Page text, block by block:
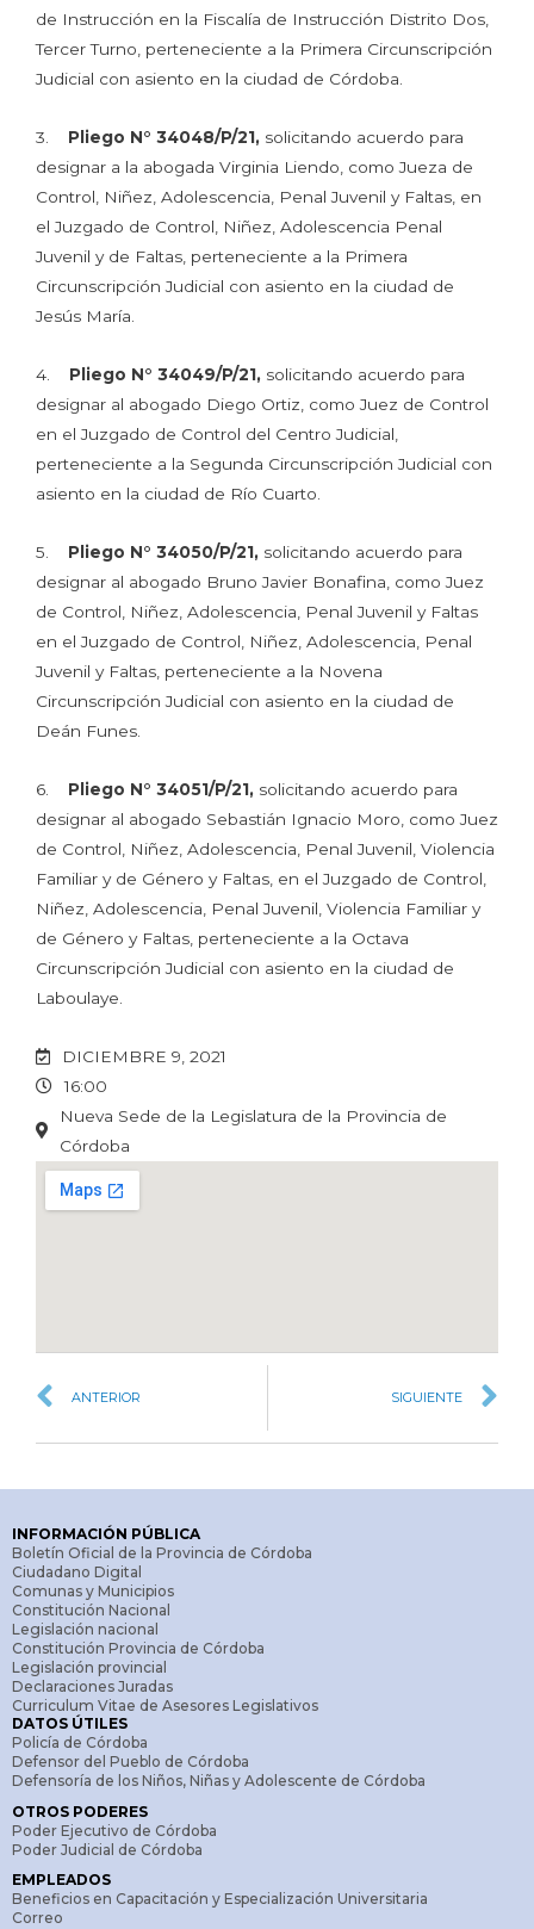
de Instrucción en la Fiscalía de Instrucción Distrito Dos,
Tercer Turno, perteneciente a la Primera Circunscripción
Judicial con asiento en la ciudad de Córdoba.
3. Pliego N° 34048/P/21, solicitando acuerdo para
designar a la abogada Virginia Liendo, como Jueza de
Control, Niñez, Adolescencia, Penal Juvenil y Faltas, en
el Juzgado de Control, Niñez, Adolescencia Penal
Juvenil y de Faltas, perteneciente a la Primera
Circunscripción Judicial con asiento en la ciudad de
Jesús María.
4. Pliego N° 34049/P/21, solicitando acuerdo para
designar al abogado Diego Ortiz, como Juez de Control
en el Juzgado de Control del Centro Judicial,
perteneciente a la Segunda Circunscripción Judicial con
asiento en la ciudad de Río Cuarto.
5. Pliego N° 34050/P/21, solicitando acuerdo para
designar al abogado Bruno Javier Bonafina, como Juez
de Control, Niñez, Adolescencia, Penal Juvenil y Faltas
en el Juzgado de Control, Niñez, Adolescencia, Penal
Juvenil y Faltas, perteneciente a la Novena
Circunscripción Judicial con asiento en la ciudad de
Deán Funes.
6. Pliego N° 34051/P/21, solicitando acuerdo para
designar al abogado Sebastián Ignacio Moro, como Juez
de Control, Niñez, Adolescencia, Penal Juvenil, Violencia
Familiar y de Género y Faltas, en el Juzgado de Control,
Niñez, Adolescencia, Penal Juvenil, Violencia Familiar y
de Género y Faltas, perteneciente a la Octava
Circunscripción Judicial con asiento en la ciudad de
Laboulaye.
DICIEMBRE 9, 2021
16:00
Nueva Sede de la Legislatura de la Provincia de
Córdoba
ANTERIOR SIGUIENTE
INFORMACIÓN PÚBLICA
Boletín Oficial de la Provincia de Córdoba
Ciudadano Digital
Comunas y Municipios
Constitución Nacional
Legislación nacional
Constitución Provincia de Córdoba
Legislación provincial
Declaraciones Juradas
Curriculum Vitae de Asesores Legislativos
DATOS ÚTILES
Policía de Córdoba
Defensor del Pueblo de Córdoba
Defensoría de los Niños, Niñas y Adolescente de Córdoba
OTROS PODERES
Poder Ejecutivo de Córdoba
Poder Judicial de Córdoba
EMPLEADOS
Beneficios en Capacitación y Especialización Universitaria
Correo